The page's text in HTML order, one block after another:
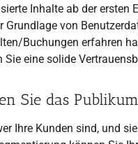
Inhalte ab der ersten
Grundlage von
Buchungen erfahren
eine solide
Sie das Publikum
Ihre Kunden sind, und